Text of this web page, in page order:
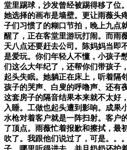
堂里踢球，沙发曾经被踢得移了位
她选择的画布是墙壁。更让雨薇头
子们习惯了的糊口节拍，晚上九点
醒了，正在客堂里游玩打闹。而雨
天八点还要赶去公司。陈妈妈当即
是爱玩。你们年轻人不懂，小孩子
们这么大年纪了，还帮你们带孩子
起头失眠。她躺正在床上，听着
孩子的哭声、白叟的呼噜声、还有
这套房子的隔音结果本来就不太好
入睡。工做也起头遭到影响。成果
水枪对着客户就是一阵扫射。客户
了顶点。雨薇忙着报歉和擦拭，最
吹了。我跟他们说过了，可是。。